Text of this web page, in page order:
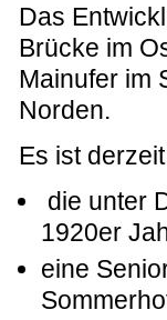
Das
Brücke im
Mainufer im
Norden.
Es ist
die unter
1920er
eine